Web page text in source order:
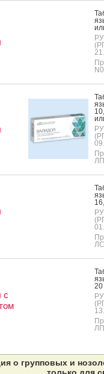
с
20
о групповых и
только для